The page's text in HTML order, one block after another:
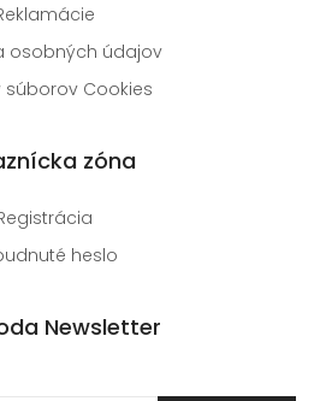
osobných údajov
súborov Cookies
zóna
heslo
Newsletter